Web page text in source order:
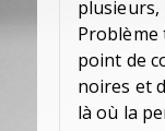
plusieurs,
point de
noires et
là où la